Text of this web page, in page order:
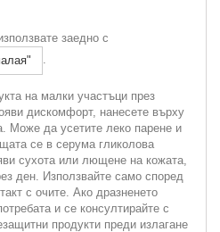
заедно с
.
на малки участъци през
дискомфорт, нанесете върху
Може да усетите леко парене и
се в серума гликолова
сухота или лющене на кожата,
ден. Използвайте само според
с очите. Ако дразненето
и се консултирайте с
продукти преди излагане